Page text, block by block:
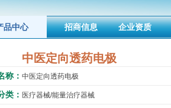
品中心 招商信息 企业资质
中医定向透药电极
称： 中医定向透药电极
类： 医疗器械/能量治疗器械